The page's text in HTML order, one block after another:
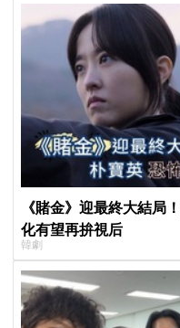
《賭金》迎最終大結
化有望再拚視后
韓劇